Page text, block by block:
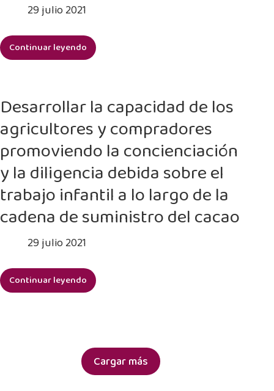
29 julio 2021
Continuar leyendo
Movilizar
sector
privado
aprovechar
la
dinámica
del
mercado
combatir
trabajo
infantil
Desarrollar la capacidad de los
agricultores y compradores
promoviendo la concienciación
y la diligencia debida sobre el
trabajo infantil a lo largo de la
cadena de suministro del cacao
29 julio 2021
Continuar leyendo
Desarrollar
agricultoresCargar más